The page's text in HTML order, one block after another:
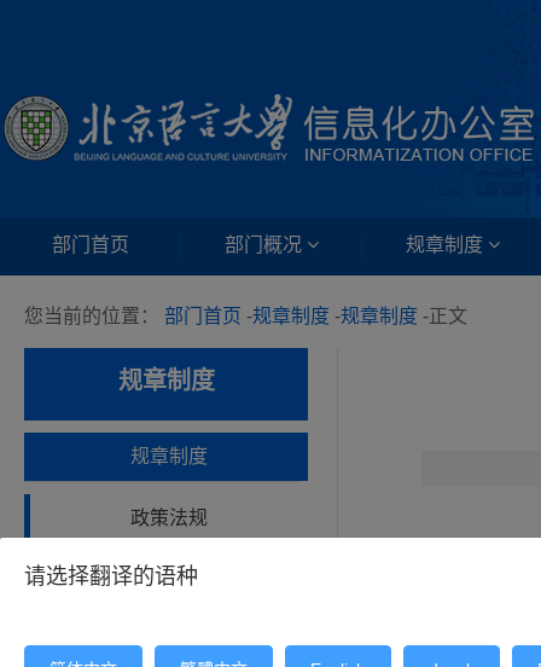
请选择翻译的语种
部门首页 部门概况 规章制度
您当前的位置： 部门首页 -规章制度 -规章制度 -正文
规章制度
规章制度
政策法规